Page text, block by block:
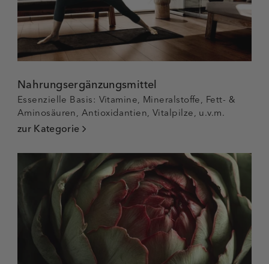
Nahrungsergänzungsmittel
Essenzielle Basis: Vitamine, Mineralstoffe, Fett- &
Aminosäuren, Antioxidantien, Vitalpilze, u.v.m.
zur Kategorie